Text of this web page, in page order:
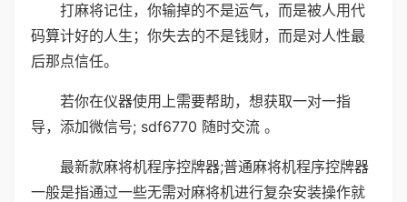
打麻将记住，你输掉的不是运气，而是被人用代
码算计好的人生；你失去的不是钱财，而是对人性最
后那点信任。
若你在仪器使用上需要帮助，想获取一对一指
导，添加微信号; sdf6770 随时交流 。
最新款麻将机程序控牌器;普通麻将机程序控牌器
一般是指通过一些无需对麻将机进行复杂安装操作就